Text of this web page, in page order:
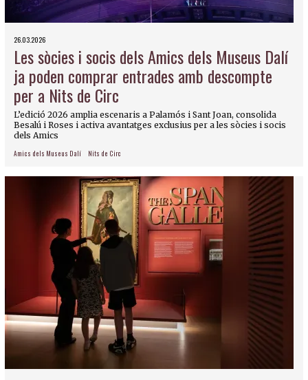
26.03.2026
Les sòcies i socis dels Amics dels Museus Dalí
ja poden comprar entrades amb descompte
per a Nits de Circ
L’edició 2026 amplia escenaris a Palamós i Sant Joan, consolida
Besalú i Roses i activa avantatges exclusius per a les sòcies i socis
dels Amics
Amics dels Museus Dalí Nits de Circ